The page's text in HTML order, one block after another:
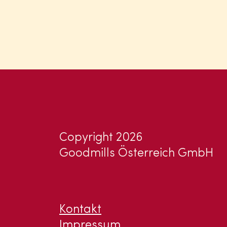
Copyright 2026
Goodmills Österreich GmbH
Kontakt